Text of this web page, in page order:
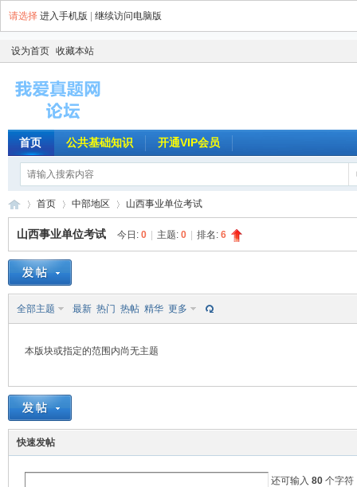
请选择 进入手机版 继续访问电脑版
设为首页 收藏本站
首页 公共基础知识 开通VIP会员
爱
»
首页
›
中部地区 山西事业单位考试
山西事业单位考试 今日: 0 主题: 0 排名: 6
全部主题 最新 热门 热帖 精华 更多
本版块或指定的范围内尚无主题
快速发帖
还可输入 80 个字符